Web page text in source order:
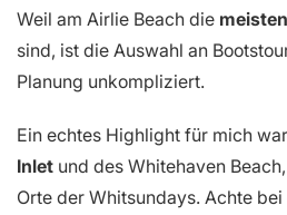
Weil am Airlie Beach die
sind, ist die Auswahl an
Planung unkompliziert.
Ein echtes Highlight für mich
Inlet und des Whitehaven
Orte der Whitsundays. Achte